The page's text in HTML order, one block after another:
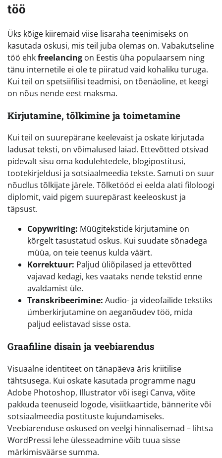
töö
Üks kõige kiiremaid viise lisaraha teenimiseks on
kasutada oskusi, mis teil juba olemas on. Vabakutseline
töö ehkfreelancing on Eestis üha populaarsem ning
tänu internetile ei ole te piiratud vaid kohaliku turuga.
Kui teil on spetsiifilisi teadmisi, on tõenäoline, et keegi
on nõus nende eest maksma.
Kirjutamine, tõlkimine ja toimetamine
Kui teil on suurepärane keelevaist ja oskate kirjutada
ladusat teksti, on võimalused laiad. Ettevõtted otsivad
pidevalt sisu oma kodulehtedele, blogipostitusi,
tootekirjeldusi ja sotsiaalmeedia tekste. Samuti on suur
nõudlus tõlkijate järele. Tõlketööd ei eelda alati filoloogi
diplomit, vaid pigem suurepärast keeleoskust ja
täpsust.
Copywriting: Müügitekstide kirjutamine on
kõrgelt tasustatud oskus. Kui suudate sõnadega
müüa, on teie teenus kulda väärt.
Korrektuur: Paljud üliõpilased ja ettevõtted
vajavad kedagi, kes vaataks nende tekstid enne
avaldamist üle.
Transkribeerimine: Audio- ja videofailide tekstiks
ümberkirjutamine on aeganõudev töö, mida
paljud eelistavad sisse osta.
Graafiline disain ja veebiarendus
Visuaalne identiteet on tänapäeva äris kriitilise
tähtsusega. Kui oskate kasutada programme nagu
Adobe Photoshop, Illustrator või isegi Canva, võite
pakkuda teenuseid logode, visiitkaartide, bännerite või
sotsiaalmeedia postituste kujundamiseks.
Veebiarenduse oskused on veelgi hinnalisemad – lihtsa
WordPressi lehe ülesseadmine võib tuua sisse
märkimisväärse summa.